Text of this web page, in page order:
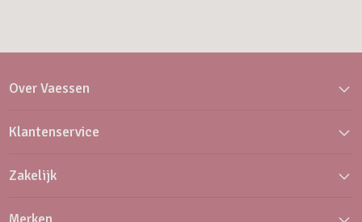
Over Vaessen
Klantenservice
Zakelijk